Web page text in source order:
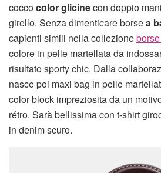
coccocolor glicinecon doppio
girello. Senza dimenticare borsea
capienti simili nella collezione
colore in pelle martellata da
risultato sporty chic. Dalla
nasce poi maxi bag in pelle
color block impreziosita da un
rétro. Sarà bellissima con t-shirt
in denim scuro.